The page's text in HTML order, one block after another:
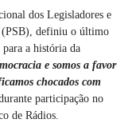
dos Legisladores e
(PSB), definiu o último
a história da
e somos a favor
chocados com
participação no
de Rádios.